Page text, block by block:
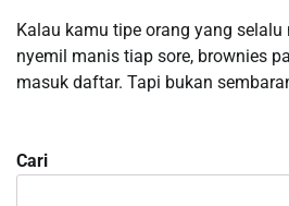
Kalau kamu tipe orang yang
nyemil manis tiap sore, brownies
masuk daftar. Tapi bukan
Cari